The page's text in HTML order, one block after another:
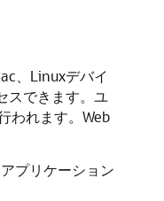
、Linuxデバイ
スできます。ユ
われます。Web
プリケーション